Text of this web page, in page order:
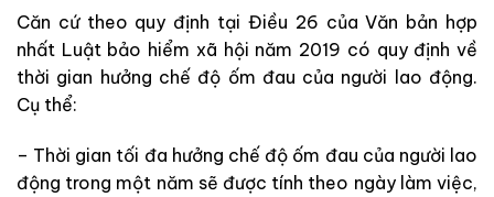
Căn cứ theo quy định tại Điều 26 của Văn bản hợp
nhất Luật bảo hiểm xã hội năm 2019 có quy định về
thời gian hưởng chế độ ốm đau của người lao động.
Cụ thể:
– Thời gian tối đa hưởng chế độ ốm đau của người lao
động trong một năm sẽ được tính theo ngày làm việc,